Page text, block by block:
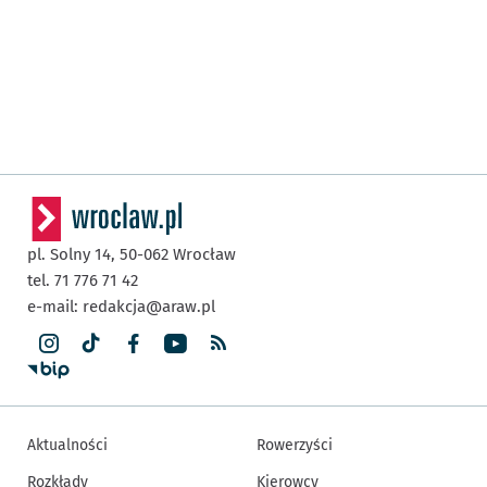
pl. Solny 14, 50-062 Wrocław
tel. 71 776 71 42
e-mail: redakcja@araw.pl
Aktualności
Rozkłady
Rowerzyści
Kierowcy